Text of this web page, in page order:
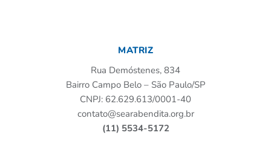
MATRIZ
Rua Demóstenes, 834
Bairro Campo Belo – São Paulo/SP
CNPJ: 62.629.613/0001-40
contato@searabendita.org.br
(11) 5534-5172